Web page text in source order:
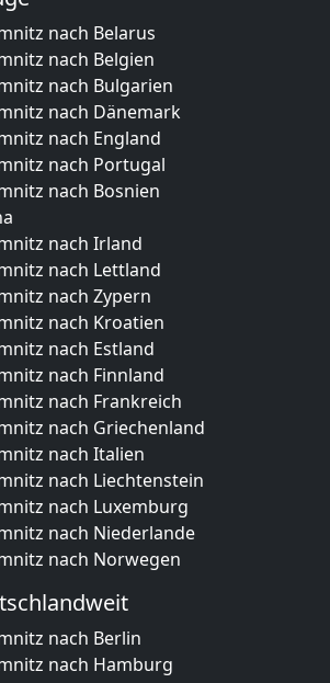
nach Belarus
nach Belgien
nach Bulgarien
nach Dänemark
nach England
nach Portugal
nach Bosnien
nach Irland
nach Lettland
nach Zypern
nach Kroatien
nach Estland
nach Finnland
nach Frankreich
nach Griechenland
nach Italien
nach Liechtenstein
nach Luxemburg
nach Niederlande
nach Norwegen
nach Berlin
nach Hamburg